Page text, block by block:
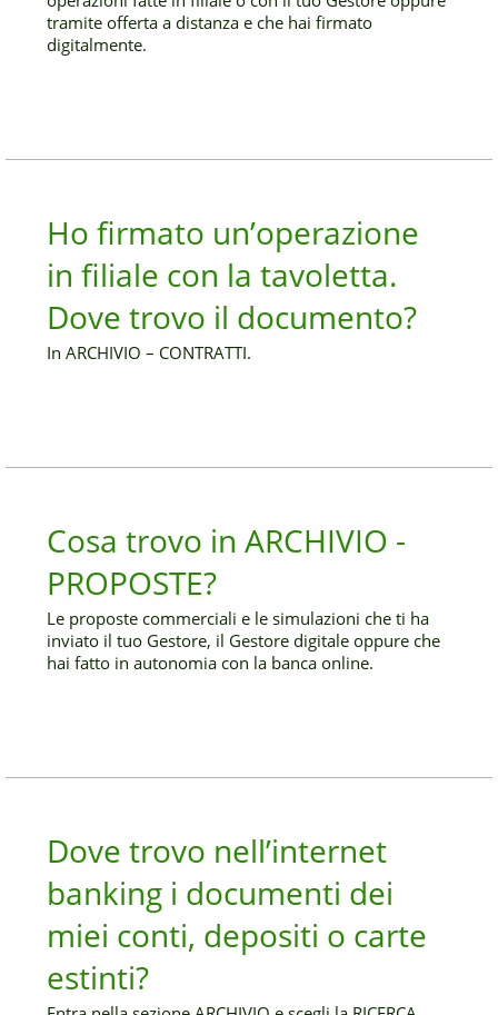
tramite offerta a distanza e che hai firmato
digitalmente.
Ho firmato un’operazione
in filiale con la tavoletta.
Dove trovo il documento?
In ARCHIVIO – CONTRATTI.
Cosa trovo in ARCHIVIO -
PROPOSTE?
Le proposte commerciali e le simulazioni che ti ha
inviato il tuo Gestore, il Gestore digitale oppure che
hai fatto in autonomia con la banca online.
Dove trovo nell’internet
banking i documenti dei
miei conti, depositi o carte
estinti?